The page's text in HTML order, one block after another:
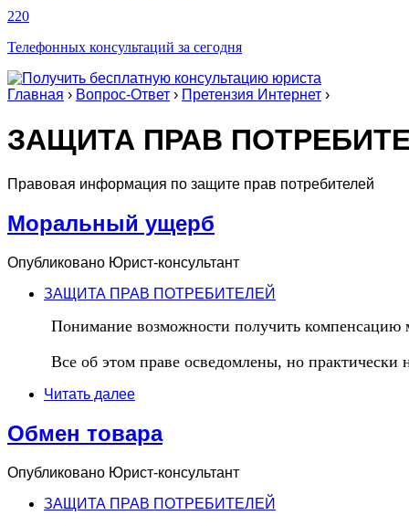
220
Телефонных консультаций за сегодня
Главная › Вопрос-Ответ › Претензия Интернет ›
ЗАЩИТА ПРАВ
Правовая информация по защите прав потребителей
Моральный ущерб
Опубликовано Юрист-консультант
ЗАЩИТА ПРАВ ПОТРЕБИТЕЛЕЙ
Понимание возможности получить компенсацию
Все об этом праве осведомлены, но практически
Читать далее
Обмен товара
Опубликовано Юрист-консультант
ЗАЩИТА ПРАВ ПОТРЕБИТЕЛЕЙ